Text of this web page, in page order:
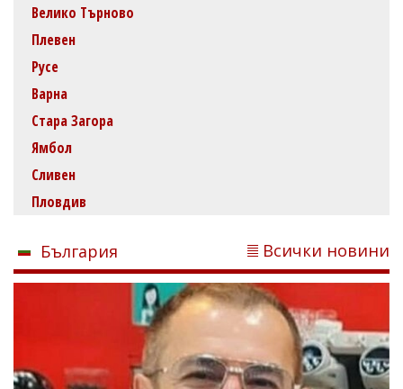
Велико Търново
Плевен
Русе
Варна
Стара Загора
Ямбол
Сливен
Пловдив
България Всички новини